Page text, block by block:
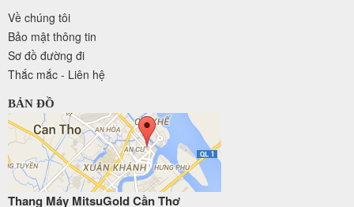
Về chúng tôi
Bảo mật thông tin
Sơ đồ đường đi
Thắc mắc - Liên hệ
BẢN ĐỒ
Thang Máy MitsuGold Cần Thơ